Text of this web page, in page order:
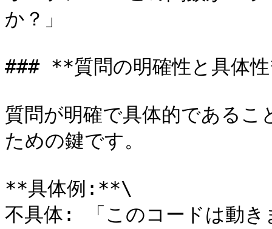
か？」
### **質問の明確性と具体
質問が明確で具体的であるこ
ための鍵です。
**具体例:**\
不具体: 「このコードは動